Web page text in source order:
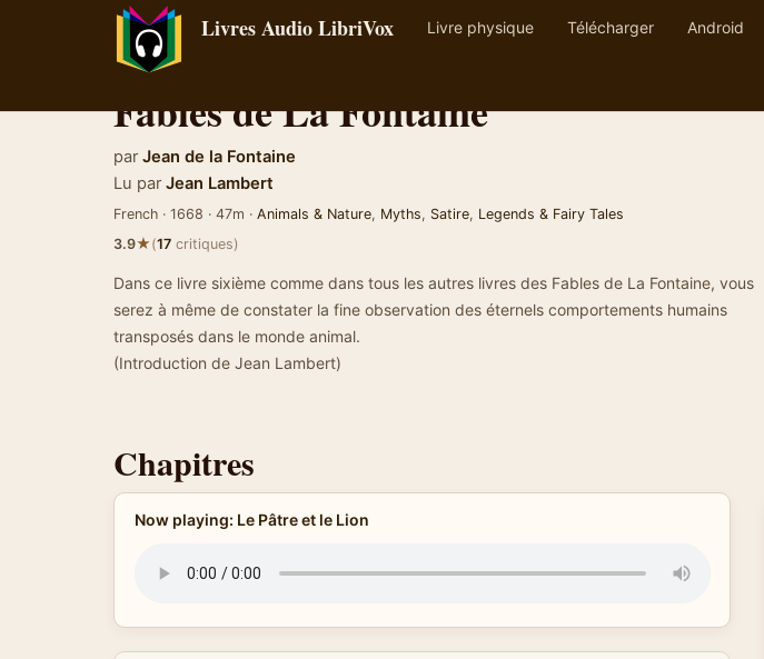
Livres Audio LibriVox Livre physique Télécharger Android
Fables de La Fontaine
par Jean de la Fontaine
Lu par Jean Lambert
French · 1668 · 47m · Animals & Nature, Myths, Satire, Legends & Fairy Tales
3.9★(17 critiques)
Dans ce livre sixième comme dans tous les autres livres des Fables de La Fontaine, vous
serez à même de constater la fine observation des éternels comportements humains
transposés dans le monde animal.
(Introduction de Jean Lambert)
Chapitres
Now playing: Le Pâtre et le Lion